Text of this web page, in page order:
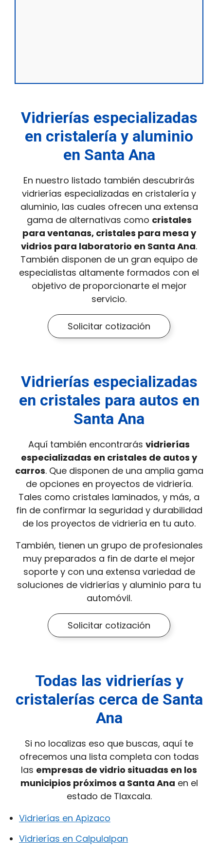
Vidrierías especializadas
en cristalería y aluminio
en Santa Ana
En nuestro listado también descubrirás
vidrierías especializadas en cristalería y
aluminio, las cuales ofrecen una extensa
gama de alternativas como cristales
para ventanas, cristales para mesa y
vidrios para laboratorio en Santa Ana.
También disponen de un gran equipo de
especialistas altamente formados con el
objetivo de proporcionarte el mejor
servicio.
Solicitar cotización
Vidrierías especializadas
en cristales para autos en
Santa Ana
Aquí también encontrarás vidrierías
especializadas en cristales de autos y
carros. Que disponen de una amplia gama
de opciones en proyectos de vidriería.
Tales como cristales laminados, y más, a
fin de confirmar la seguridad y durabilidad
de los proyectos de vidriería en tu auto.
También, tienen un grupo de profesionales
muy preparados a fin de darte el mejor
soporte y con una extensa variedad de
soluciones de vidrierías y aluminio para tu
automóvil.
Solicitar cotización
Todas las vidrierías y
cristalerías cerca de Santa
Ana
Si no localizas eso que buscas, aquí te
ofrecemos una lista completa con todas
las empresas de vidrio situadas en los
municipios próximos a Santa Ana en el
estado de Tlaxcala.
Vidrierías en Apizaco
Vidrierías en Calpulalpan